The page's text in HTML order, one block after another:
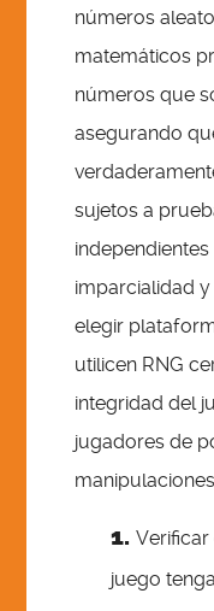
números
matemáticos
números que
asegurando
sujetos a
imparcialidad
elegir
utilicen RNG
integridad del
jugadores de
manipulaciones.
juego